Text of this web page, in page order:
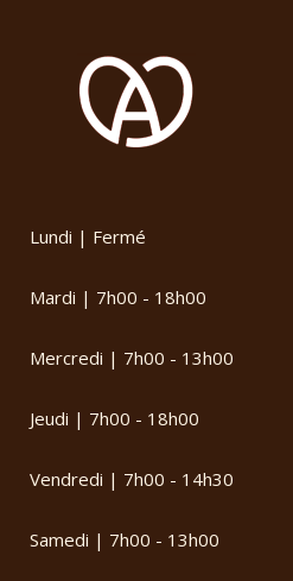
Lundi | Fermé
Mardi | 7h00 - 18h00
Mercredi | 7h00 - 13h00
Jeudi | 7h00 - 18h00
Vendredi | 7h00 - 14h30
Samedi | 7h00 - 13h00